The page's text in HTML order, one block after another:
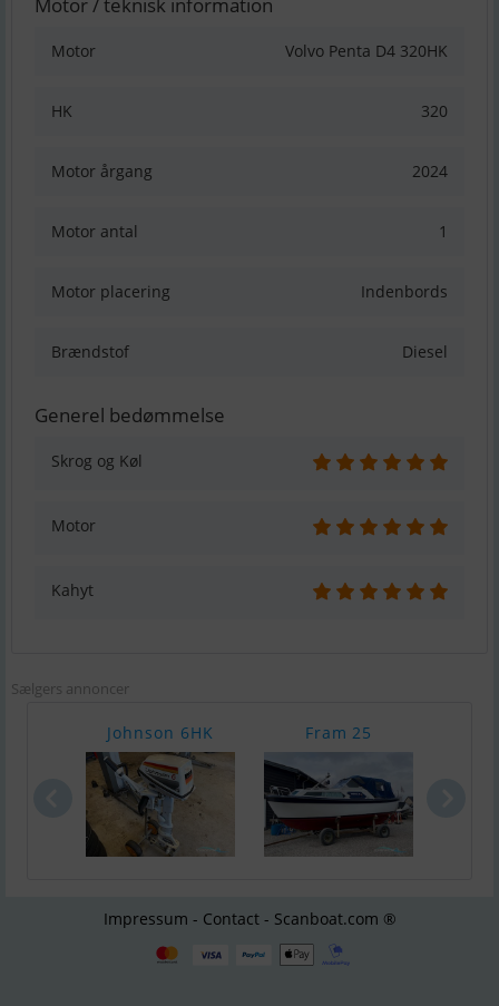
Motor / teknisk information
Motor Volvo Penta D4 320HK
HK 320
Motor årgang 2024
Motor antal 1
Motor placering Indenbords
Brændstof Diesel
Generel bedømmelse
Skrog og Køl
Motor
Kahyt
Sælgers annoncer
Johnson 6HK Fram 25
Impressum - Contact - Scanboat.com ®